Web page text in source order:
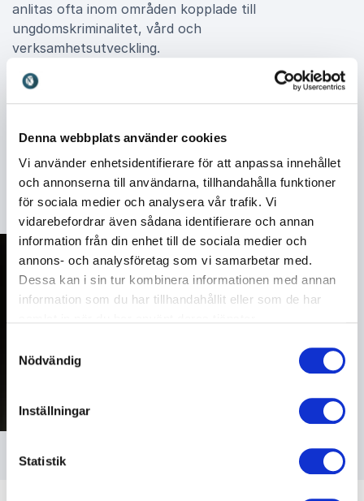
Denna webbplats använder cookies
Vi använder enhetsidentifierare för att anpassa innehållet
och annonserna till användarna, tillhandahålla funktioner
för sociala medier och analysera vår trafik. Vi
vidarebefordrar även sådana identifierare och annan
information från din enhet till de sociala medier och
annons- och analysföretag som vi samarbetar med.
Dessa kan i sin tur kombinera informationen med annan
information som du har tillhandahållit eller som de har
Nödvändig
Inställningar
Statistik
anlitas ofta inom områden kopplade till
ungdomskriminalitet, vård och
verksamhetsutveckling.
Arrangörer beskriver henne som påläst, lyhörd och
skicklig på att ge utrymme åt olika perspektiv
En röst som gör skillnad
Helena fortsätter att vara en eftertraktad föreläsare
för organisationer som vill stärka sina medarbetares
välmående, fördjupa kunskapen om sömn och
psykologi eller bättre förstå mänskliga beteenden.
Hennes mix av vetenskap, värme och konkreta råd
gör att hennes föreläsningar lämnar ett varaktigt
Läs mer